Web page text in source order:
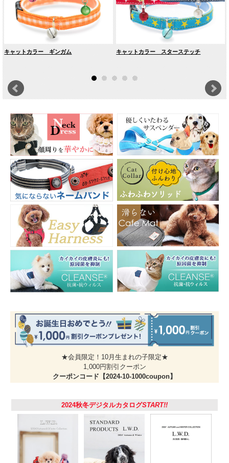
猫ちゃんに優しい素材です
内側には、ネコちゃんのお肌と被毛を痛めないよう、柔らかくしなやかなグログ
ランテープを使っています。繊細で細い糸をふんわりと織り上げたテープは、筒
負荷がかかると外れる安全設計
負荷がかかると外れるバックルを使っています。
ネコちゃんが高い所から飛び降りた際に、もしもどこかに引っかかってしまって
も、首輪が外れる安全設計なのでとても安心です。
大切な家族のために迷子札を
迷子になった時、はぐれてしまった時、迷子札は家族のもとに帰るための大事な
道しるべ。別売りの『猫の暮らしネームバンド』はブラブラしない首輪に巻くタ
イプなので繊細なネコちゃんでも気になりません。
レッド ブラック
サイズ 幅 1.2cm / 長さ17 ～ 27cm
・商品の仕上がりサイズです。ネコちゃんの毛量やゆとり分
もご考慮ください。
・商品によって多少のバラツキがあります。また正確なサイ
キャットカラー ギンガム キャットカラー スターステッチ
★会員限定！10月生まれの子限定★
1,000円割引クーポン
クーポンコード【2024-10-1000coupon】
2024秋冬デジタルカタログSTART!!